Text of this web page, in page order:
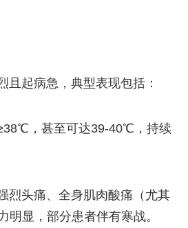
且起病急，典型表现包括：
，甚至可达39-40℃，持续
烈头痛、全身肌肉酸痛（尤其
明显，部分患者伴有寒战。